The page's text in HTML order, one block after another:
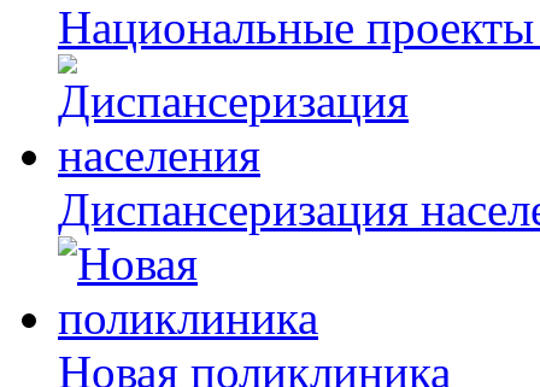
Национальные
Диспансеризация
Новая поликлиника